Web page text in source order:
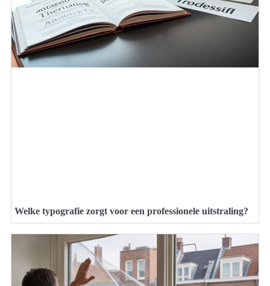
Welke typografie zorgt voor een professionele uitstraling?